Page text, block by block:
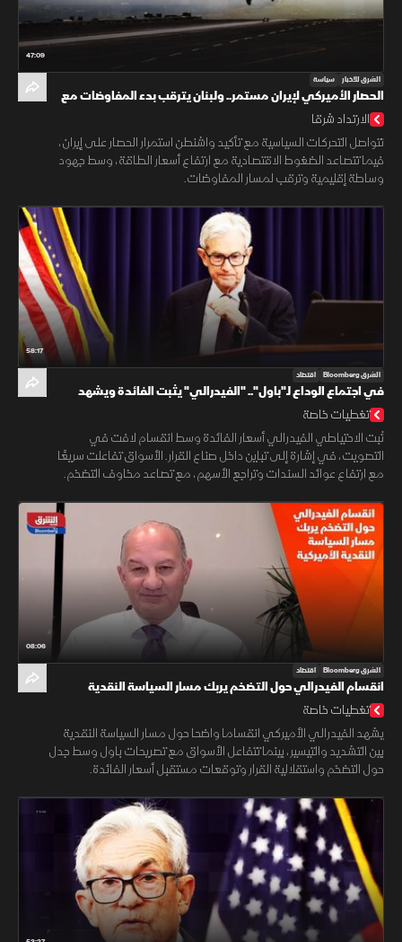
47:09
الشرق للأخبار سياسة
الحصار الأميركي لإيران مستمر.. ولبنان يترقب بدء المفاوضات مع
إسرائيل
الارتداد شرقا
تتواصل التحركات السياسية مع تأكيد واشنطن استمرار الحصار على إيران،
فيما تتصاعد الضغوط الاقتصادية مع ارتفاع أسعار الطاقة، وسط جهود
وساطة إقليمية وترقب لمسار المفاوضات.
58:17
الشرق Bloomberg اقتصاد
في اجتماع الوداع لـ"باول".. "الفيدرالي" يثبت الفائدة ويشهد
انقساما تاريخيا
تغطيات خاصة
ثبت الاحتياطي الفيدرالي أسعار الفائدة وسط انقسام لافت في
التصويت، في إشارة إلى تباين داخل صناع القرار. الأسواق تفاعلت سريعًا
مع ارتفاع عوائد السندات وتراجع الأسهم، مع تصاعد مخاوف التضخم.
08:06
الشرق Bloomberg اقتصاد
انقسام الفيدرالي حول التضخم يربك مسار السياسة النقدية
الأميركية
تغطيات خاصة
يشهد الفيدرالي الأميركي انقساما واضحا حول مسار السياسة النقدية
بين التشديد والتيسير، بينما تتفاعل الأسواق مع تصريحات باول وسط جدل
حول التضخم واستقلالية القرار وتوقعات مستقبل أسعار الفائدة.